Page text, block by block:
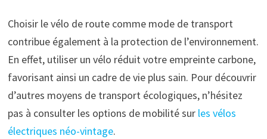
Choisir le vélo de route comme mode de transport
contribue également à la protection de l’environnement.
En effet, utiliser un vélo réduit votre empreinte carbone,
favorisant ainsi un cadre de vie plus sain. Pour découvrir
d’autres moyens de transport écologiques, n’hésitez
pas à consulter les options de mobilité sur les vélos
électriques néo-vintage.